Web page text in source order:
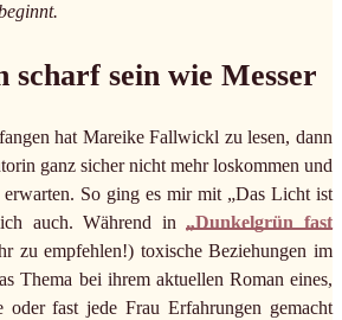
scharf sein wie Messer
hat Mareike Fallwickl zu lesen, dann
ganz sicher nicht mehr loskommen und
erwarten. So ging es mir mit „Das Licht ist
auch. Während in „Dunkelgrün fast
zu empfehlen!) toxische Beziehungen im
Thema bei ihrem aktuellen Roman eines,
fast jede Frau Erfahrungen gemacht